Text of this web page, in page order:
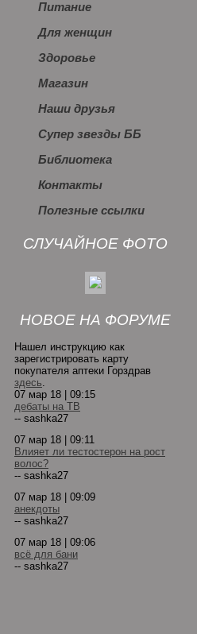
Питание
Для женщин
Здоровье
Магазин
Наши друзья
Супер звезды ББ
Библиотека
Контакты
Полезные ссылки
СЛУЧАЙНОЕ ФОТО
НОВОЕ НА ФОРУМЕ
Нашел инструкцию как
зарегистрировать карту
покупателя аптеки Горздрав
здесь.
07 мар 18 | 09:15
дебаты на ТВ
-- sashka27
07 мар 18 | 09:11
Влияет ли тестостерон на рост
волос?
-- sashka27
07 мар 18 | 09:09
анекдоты
-- sashka27
07 мар 18 | 09:06
всё для бани
-- sashka27